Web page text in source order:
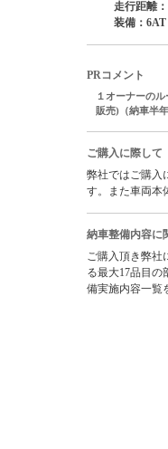
走行距離
装備：
PRコメント
１オーナーの
販売)（納車半
ご購入に際して
弊社ではご購入
す。また車両本
納車整備内容に
ご購入頂き弊社
る最大17品目の
備実施内容一覧